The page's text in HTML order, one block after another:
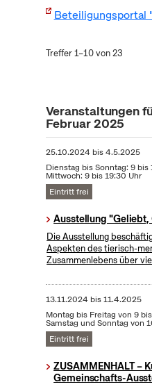
Beteiligungsportal
Treffer 1–10 von 23
Veranstaltungen
Februar 2025
25.10.2024 bis4.5.2025
Dienstag bis Sonntag: 9 bis
Mittwoch: 9 bis 19:30 Uhr
Eintritt frei
Ausstellung "Geliebt,
Die Ausstellung
Aspekten des tierisch-
Zusammenlebens über
13.11.2024 bis11.4.2025
Montag bis Freitag von 9
Samstag und Sonntag von
Eintritt frei
ZUSAMMENHALT –
Gemeinschafts-